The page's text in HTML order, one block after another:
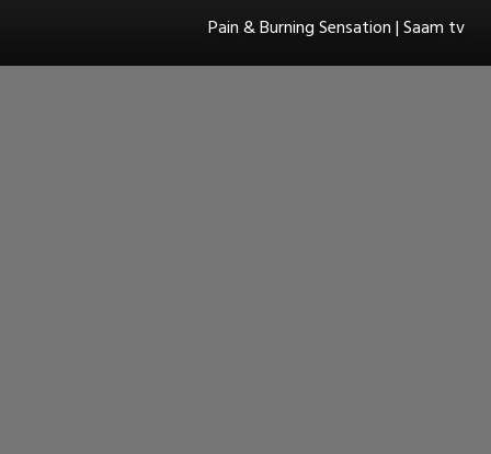
Pain & Burning Sensation | Saam tv